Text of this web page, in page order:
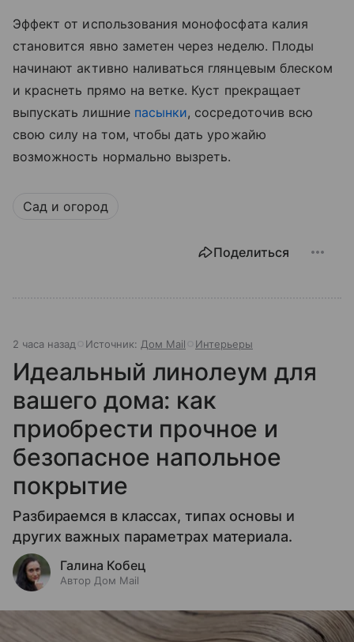
Эффект от использования монофосфата калия
становится явно заметен через неделю. Плоды
начинают активно наливаться глянцевым блеском
и краснеть прямо на ветке. Куст прекращает
выпускать лишние пасынки, сосредоточив всю
свою силу на том, чтобы дать урожайю
возможность нормально вызреть.
Сад и огород
Поделиться
2 часа назад Источник: Дом Mail Интерьеры
Идеальный линолеум для
вашего дома: как
приобрести прочное и
безопасное напольное
покрытие
Разбираемся в классах, типах основы и
других важных параметрах материала.
Галина Кобец
Автор Дом Mail